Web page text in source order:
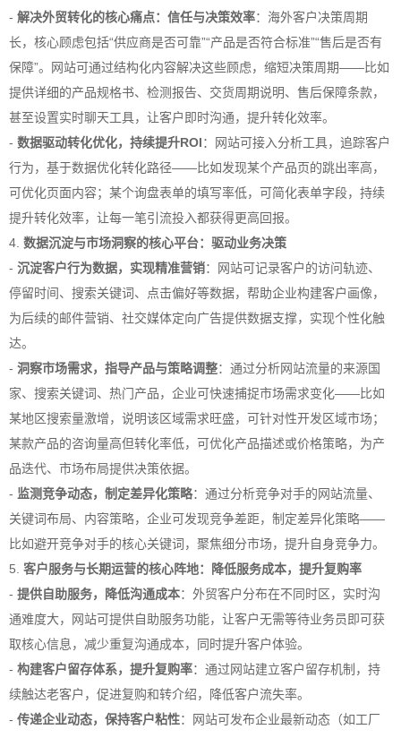
- 解决外贸转化的核心痛点：信任与决策效率：海外客户决策周期
长，核心顾虑包括“供应商是否可靠”“产品是否符合标准”“售后是否有
保障”。网站可通过结构化内容解决这些顾虑，缩短决策周期——比如
提供详细的产品规格书、检测报告、交货周期说明、售后保障条款，
甚至设置实时聊天工具，让客户即时沟通，提升转化效率。
- 数据驱动转化优化，持续提升ROI：网站可接入分析工具，追踪客户
行为，基于数据优化转化路径——比如发现某个产品页的跳出率高，
可优化页面内容；某个询盘表单的填写率低，可简化表单字段，持续
提升转化效率，让每一笔引流投入都获得更高回报。
4. 数据沉淀与市场洞察的核心平台：驱动业务决策
- 沉淀客户行为数据，实现精准营销：网站可记录客户的访问轨迹、
停留时间、搜索关键词、点击偏好等数据，帮助企业构建客户画像，
为后续的邮件营销、社交媒体定向广告提供数据支撑，实现个性化触
达。
- 洞察市场需求，指导产品与策略调整：通过分析网站流量的来源国
家、搜索关键词、热门产品，企业可快速捕捉市场需求变化——比如
某地区搜索量激增，说明该区域需求旺盛，可针对性开发区域市场；
某款产品的咨询量高但转化率低，可优化产品描述或价格策略，为产
品迭代、市场布局提供决策依据。
- 监测竞争动态，制定差异化策略：通过分析竞争对手的网站流量、
关键词布局、内容策略，企业可发现竞争差距，制定差异化策略——
比如避开竞争对手的核心关键词，聚焦细分市场，提升自身竞争力。
5. 客户服务与长期运营的核心阵地：降低服务成本，提升复购率
- 提供自助服务，降低沟通成本：外贸客户分布在不同时区，实时沟
通难度大，网站可提供自助服务功能，让客户无需等待业务员即可获
取核心信息，减少重复沟通成本，同时提升客户体验。
- 构建客户留存体系，提升复购率：通过网站建立客户留存机制，持
续触达老客户，促进复购和转介绍，降低客户流失率。
- 传递企业动态，保持客户粘性：网站可发布企业最新动态（如工厂